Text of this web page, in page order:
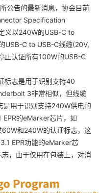
公告的最新消息，协会目前
Specification
义以240W的USB-C to
USB-C to USB-C线缆(20V,
止认证所有100W的USB-C
标志是用于识别支持40
3非常相似，但线缆
是用于识别支持240W供电的
EPR的eMarker芯片，如
和240W的认证标志，这
EPR功能的eMarker芯
，由于仅用在包装上，对消